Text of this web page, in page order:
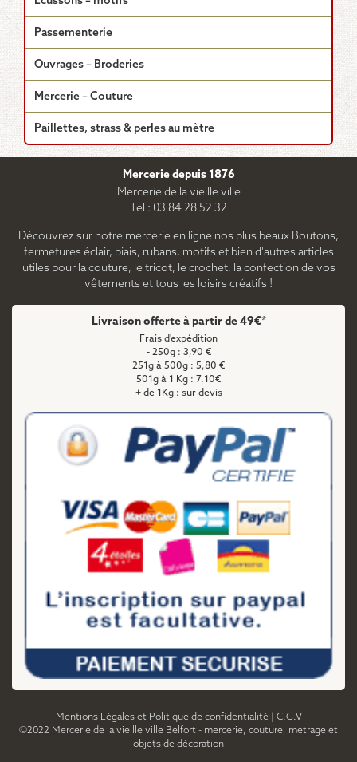
Passementerie
Ouvrages – Broderies
Mercerie – Couture
Paillettes, strass & perles au mètre
Mercerie depuis 1876
Mercerie de la vieille ville
Tel : 03 84 28 52 32
Découvrez sur notre mercerie en ligne nos plus beaux Boutons,
fermetures éclair, biais, rubans, motifs et bien d'autres articles
utiles pour la couture, le tricot, le crochet, la confection de vos
vêtements et tous les loisirs créatifs !
Livraison offerte à partir de 49€*
Frais d'expédition
- 250g : 3,90 €
251g à 500g : 5,80 €
501g à 1 Kg : 7.10€
+ de 1Kg : sur devis
Mentions Légales et Politique de confidentialité| C.G.V
©2022 Mercerie de la vieille ville Belfort - mercerie, couture, metrage et
objets de décoration